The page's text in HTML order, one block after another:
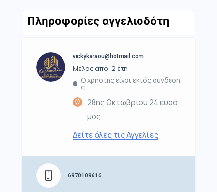
Πληροφορίες αγγελιοδότη
vickykaraou@hotmail.com
Μέλος από: 2 έτη
Ο χρήστης είναι εκτός σύνδεση
ς
28ης Οκτωβριου 24 ευοσ
μος
Δείτε όλες τις Αγγελίες
6970109616